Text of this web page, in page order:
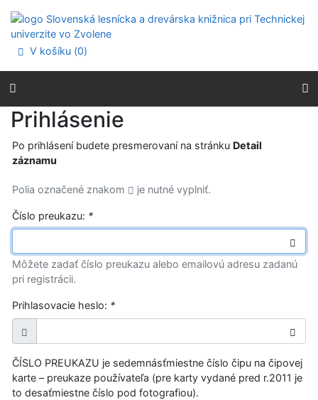
Prejsť na menu
Prehlásenie o webovej prístupnosti
V košíku (0)
Prihlásenie
Po prihlásení budete presmerovaní na stránku Detail
záznamu
Polia označené znakom je nutné vyplniť.
Číslo preukazu: *
Môžete zadať číslo preukazu alebo emailovú adresu zadanú
pri registrácii.
Prihlasovacie heslo: *
ČÍSLO PREUKAZU je sedemnásťmiestne číslo čipu na čipovej
karte – preukaze používateľa (pre karty vydané pred r.2011 je
to desaťmiestne číslo pod fotografiou).